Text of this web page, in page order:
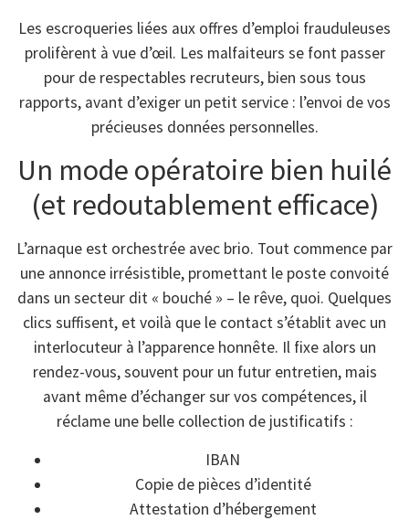
Les escroqueries liées aux offres d’emploi frauduleuses
prolifèrent à vue d’œil. Les malfaiteurs se font passer
pour de respectables recruteurs, bien sous tous
rapports, avant d’exiger un petit service : l’envoi de vos
précieuses données personnelles.
Un mode opératoire bien huilé
(et redoutablement efficace)
L’arnaque est orchestrée avec brio. Tout commence par
une annonce irrésistible, promettant le poste convoité
dans un secteur dit « bouché » – le rêve, quoi. Quelques
clics suffisent, et voilà que le contact s’établit avec un
interlocuteur à l’apparence honnête. Il fixe alors un
rendez-vous, souvent pour un futur entretien, mais
avant même d’échanger sur vos compétences, il
réclame une belle collection de justificatifs :
IBAN
Copie de pièces d’identité
Attestation d’hébergement